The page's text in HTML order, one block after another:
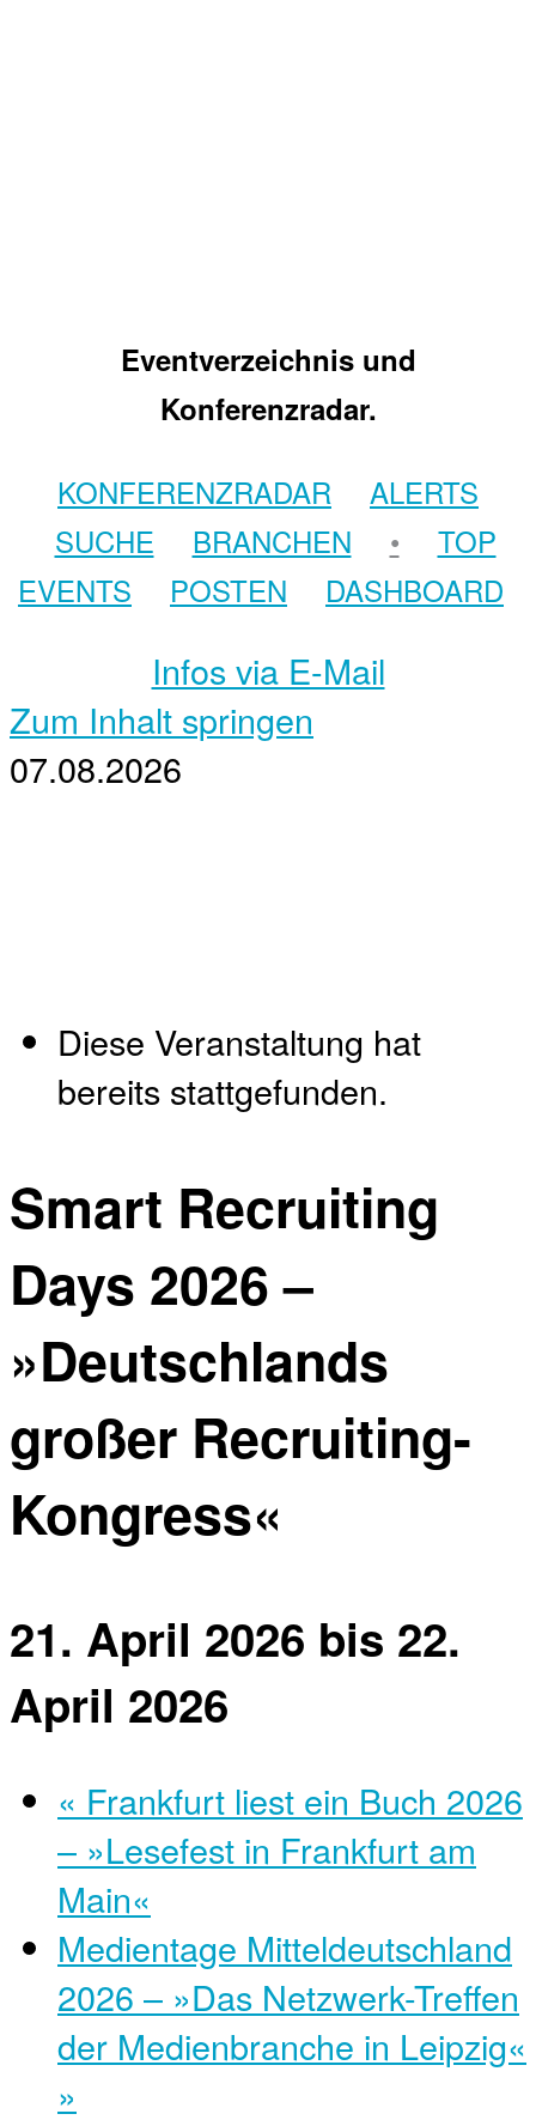
Eventverzeichnis und
Konferenzradar.
KONFERENZRADAR
ALERTS
SUCHE
BRANCHEN •
TOP
EVENTS
POSTEN DASHBOARD
Infos via E-Mail
Zum Inhalt springen
07.08.2026
Diese Veranstaltung hat
bereits stattgefunden.
Smart Recruiting
Days 2026 –
»Deutschlands
großer Recruiting-
Kongress«
21. April 2026 bis 22.
April 2026
« Frankfurt liest ein Buch 2026
– »Lesefest in Frankfurt am
Main«
Medientage Mitteldeutschland
2026 – »Das Netzwerk-Treffen
der Medienbranche in Leipzig«
»